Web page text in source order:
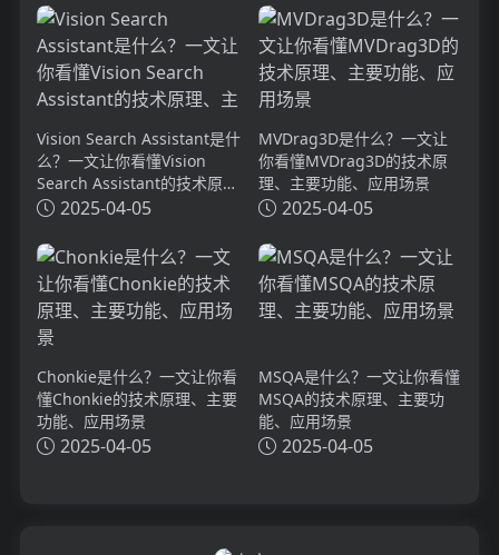
Vision Search Assistant是什
么？一文让你看懂Vision
Search Assistant的技术原
理、主要功能、应用场景
2025-04-05
MVDrag3D是什么？一文让
你看懂MVDrag3D的技术原
理、主要功能、应用场景
2025-04-05
Chonkie是什么？一文让你看
懂Chonkie的技术原理、主要
功能、应用场景
2025-04-05
MSQA是什么？一文让你看懂
MSQA的技术原理、主要功
能、应用场景
2025-04-05